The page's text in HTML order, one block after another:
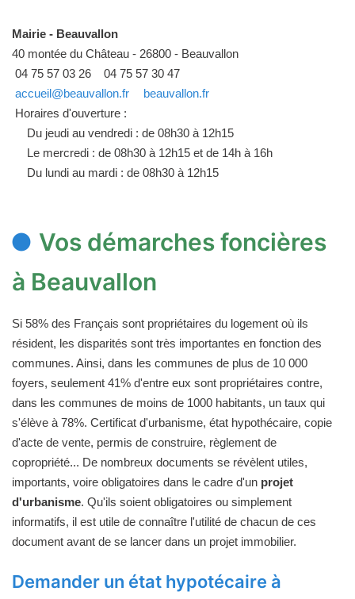
Mairie - Beauvallon
40 montée du Château - 26800 - Beauvallon
04 75 57 03 26
04 75 57 30 47
accueil@beauvallon.fr
beauvallon.fr
Horaires d'ouverture :
Du jeudi au vendredi : de 08h30 à 12h15
Le mercredi : de 08h30 à 12h15 et de 14h à 16h
Du lundi au mardi : de 08h30 à 12h15
Vos démarches foncières
à Beauvallon
Si 58% des Français sont propriétaires du logement où ils
résident, les disparités sont très importantes en fonction des
communes. Ainsi, dans les communes de plus de 10 000
foyers, seulement 41% d'entre eux sont propriétaires contre,
dans les communes de moins de 1000 habitants, un taux qui
s'élève à 78%. Certificat d'urbanisme, état hypothécaire, copie
d'acte de vente, permis de construire, règlement de
copropriété... De nombreux documents se révèlent utiles,
importants, voire obligatoires dans le cadre d'un projet
d'urbanisme. Qu'ils soient obligatoires ou simplement
informatifs, il est utile de connaître l'utilité de chacun de ces
document avant de se lancer dans un projet immobilier.
Demander un état hypotécaire à